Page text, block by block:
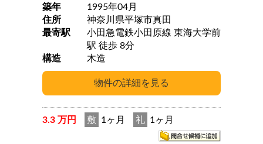
築年
1995年04月
住所
神奈川県平塚市真田
最寄駅
小田急電鉄小田原線 東海大学前
駅 徒歩 8分
構造
木造
3.3 万円 敷 1ヶ月 礼 1ヶ月